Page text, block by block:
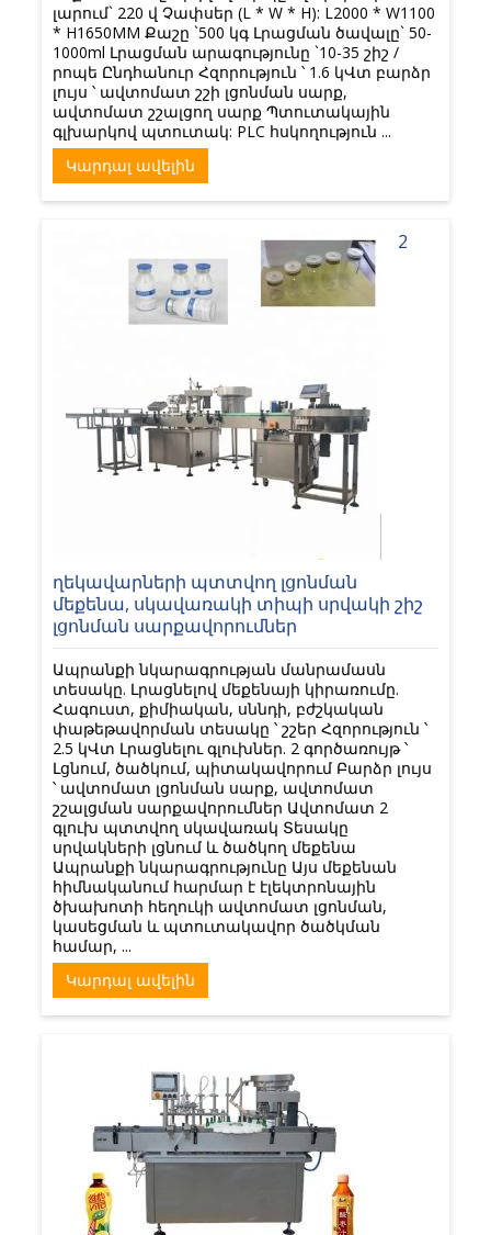
լարում` 220 վ Չափսեր (L * W * H): L2000 * W1100
* H1650MM Քաշը `500 կգ Լրացման ծավալը` 50-
1000ml Լրացման արագությունը `10-35 շիշ /
րոպե Ընդհանուր Հզորություն ՝ 1.6 կՎտ բարձր
լույս ՝ ավտոմատ շշի լցոնման սարք,
ավտոմատ շշալցող սարք Պտուտակային
գլխարկով պտուտակ: PLC հսկողություն ...
Կարդալ ավելին
2
ղեկավարների պտտվող լցոնման
մեքենա, սկավառակի տիպի սրվակի շիշ
լցոնման սարքավորումներ
Ապրանքի նկարագրության մանրամասն
տեսակը. Լրացնելով մեքենայի կիրառումը.
Հագուստ, քիմիական, սննդի, բժշկական
փաթեթավորման տեսակը ՝ շշեր Հզորություն ՝
2.5 կՎտ Լրացնելու գլուխներ. 2 գործառույթ ՝
Լցնում, ծածկում, պիտակավորում Բարձր լույս
՝ ավտոմատ լցոնման սարք, ավտոմատ
շշալցման սարքավորումներ Ավտոմատ 2
գլուխ պտտվող սկավառակ Տեսակը
սրվակների լցնում և ծածկող մեքենա
Ապրանքի նկարագրությունը Այս մեքենան
հիմնականում հարմար է էլեկտրոնային
ծխախոտի հեղուկի ավտոմատ լցոնման,
կասեցման և պտուտակավոր ծածկման
համար, ...
Կարդալ ավելին